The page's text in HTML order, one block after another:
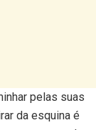
pelas suas
da esquina é